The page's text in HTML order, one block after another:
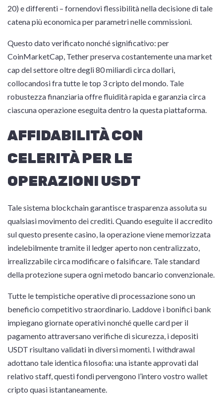
20) e differenti – fornendovi flessibilità nella decisione di tale
catena più economica per parametri nelle commissioni.
Questo dato verificato nonché significativo: per
CoinMarketCap, Tether preserva costantemente una market
cap del settore oltre degli 80 miliardi circa dollari,
collocandosi fra tutte le top 3 cripto del mondo. Tale
robustezza finanziaria offre fluidità rapida e garanzia circa
ciascuna operazione eseguita dentro la questa piattaforma.
AFFIDABILITÀ CON
CELERITÀ PER LE
OPERAZIONI USDT
Tale sistema blockchain garantisce trasparenza assoluta su
qualsiasi movimento dei crediti. Quando eseguite il accredito
sul questo presente casino, la operazione viene memorizzata
indelebilmente tramite il ledger aperto non centralizzato,
irrealizzabile circa modificare o falsificare. Tale standard
della protezione supera ogni metodo bancario convenzionale.
Tutte le tempistiche operative di processazione sono un
beneficio competitivo straordinario. Laddove i bonifici bank
impiegano giornate operativi nonché quelle card per il
pagamento attraversano verifiche di sicurezza, i depositi
USDT risultano validati in diversi momenti. I withdrawal
adottano tale identica filosofia: una istante approvati dal
relativo staff, questi fondi pervengono l’intero vostro wallet
cripto quasi istantaneamente.